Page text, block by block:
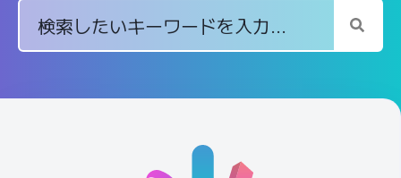
会社概要